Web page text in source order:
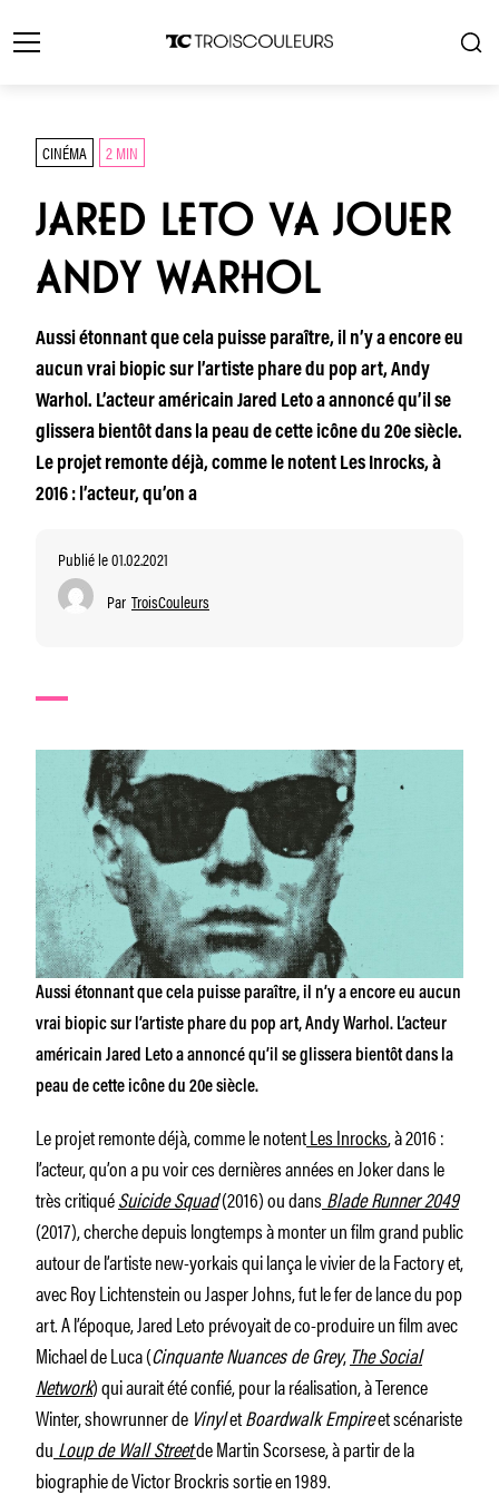
CINÉMA 2 MIN
JARED LETO VA JOUER
ANDY WARHOL
Aussi étonnant que cela puisse paraître, il n’y a encore eu
aucun vrai biopic sur l’artiste phare du pop art, Andy
Warhol. L’acteur américain Jared Leto a annoncé qu’il se
glissera bientôt dans la peau de cette icône du 20e siècle.
Le projet remonte déjà, comme le notent Les Inrocks, à
2016 : l’acteur, qu’on a
Publié le 01.02.2021
Par TroisCouleurs
Aussi étonnant que cela puisse paraître, il n’y a encore eu aucun
vrai biopic sur l’artiste phare du pop art, Andy Warhol. L’acteur
américain Jared Leto a annoncé qu’il se glissera bientôt dans la
peau de cette icône du 20e siècle.
Le projet remonte déjà, comme le notentLes Inrocks, à 2016 :
l’acteur, qu’on a pu voir ces dernières années en Joker dans le
très critiquéSuicide Squad(2016) ou dansBlade Runner 2049
(2017), cherche depuis longtemps à monter un film grand public
autour de l’artiste new-yorkais qui lança le vivier de la Factory et,
avec Roy Lichtenstein ou Jasper Johns, fut le fer de lance du pop
art. A l’époque, Jared Leto prévoyait de co-produire un film avec
Michael de Luca (Cinquante Nuances de Grey, The Social
Network) qui aurait été confié, pour la réalisation, à Terence
Winter, showrunner de VinyletBoardwalk Empireet scénariste
du Loup de Wall Streetde Martin Scorsese, à partir de la
biographie de Victor Brockris sortie en 1989.